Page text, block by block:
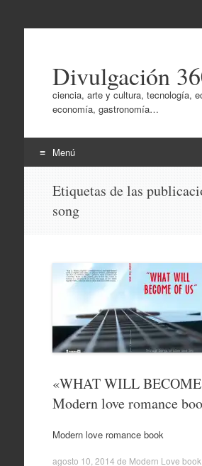
Divulgación
ciencia, arte y cultura, tecnología,
economía, gastronomía…
Menú
contenido
Etiquetas de las
song
«WHAT WILL
Modern love romance
Modern love romance book
agosto 10, 2014 de Modern Love book